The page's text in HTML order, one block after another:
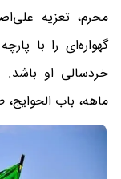
محرم، تعزیه
گهواره‌ای را با
خردسالی او باشد.
ماهه، باب